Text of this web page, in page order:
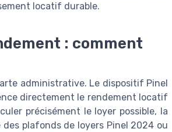
locatif durable.
: comment
administrative. Le dispositif Pinel
directement le rendement locatif
précisément le loyer possible, la
plafonds de loyers Pinel 2024 ou